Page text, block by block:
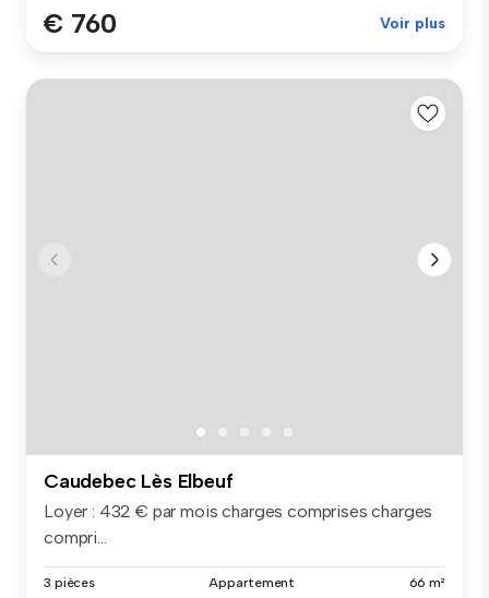
€ 760 Voir plus
Caudebec Lès Elbeuf
Loyer : 432 € par mois charges comprises charges
compri...
3 pièces Appartement 66 m²